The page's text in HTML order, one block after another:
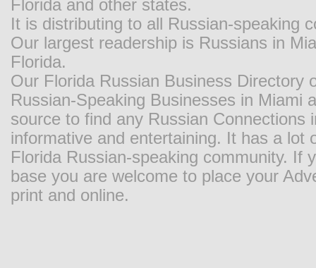
Florida and other states.
It is distributing to all Russian-speaking
Our largest readership is Russians in
Florida.
Our Florida Russian Business Directory
Russian-Speaking Businesses in Miami
source to find any Russian
informative and entertaining. It has a
Florida Russian-speaking community. If
base you are welcome to place your
print and online.